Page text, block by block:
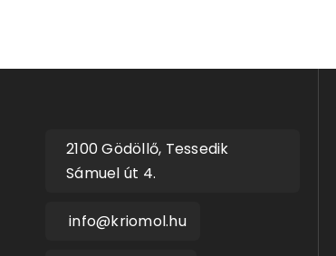
2100 Gödöllő, Tessedik
Sámuel út 4.
info@kriomol.hu